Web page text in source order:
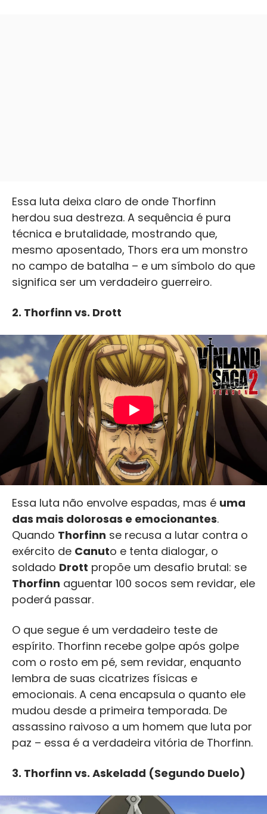
Essa luta deixa claro de onde Thorfinn
herdou sua destreza. A sequência é pura
técnica e brutalidade, mostrando que,
mesmo aposentado, Thors era um monstro
no campo de batalha – e um símbolo do que
significa ser um verdadeiro guerreiro.
Thorfinn vs. Drott
Essa luta não envolve espadas, mas é uma
das mais dolorosas e emocionantes.
Quando Thorfinn se recusa a lutar contra o
exército de Canuto e tenta dialogar, o
soldado Drott propõe um desafio brutal: se
Thorfinn aguentar 100 socos sem revidar, ele
poderá passar.
O que segue é um verdadeiro teste de
espírito. Thorfinn recebe golpe após golpe
com o rosto em pé, sem revidar, enquanto
lembra de suas cicatrizes físicas e
emocionais. A cena encapsula o quanto ele
mudou desde a primeira temporada. De
assassino raivoso a um homem que luta por
paz – essa é a verdadeira vitória de Thorfinn.
Thorfinn vs. Askeladd (Segundo Duelo)